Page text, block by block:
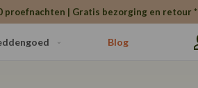
proefnachten | Gratis bezorging en retour *
Blog